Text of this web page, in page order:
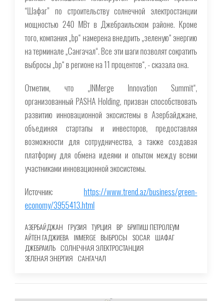
“Шафаг” по строительству солнечной электростанции
мощностью 240 МВт в Джебраильском районе. Кроме
того, компания „bp“ намерена внедрить „зеленую“ энергию
на терминале „Сангачал“. Все эти шаги позволят сократить
выбросы „bp“ в регионе на 11 процентов“, - сказала она.
Отметим, что „INMerge Innovation Summit“,
организованный PASHA Holding, призван способствовать
развитию инновационной экосистемы в Азербайджане,
объединяя стартапы и инвесторов, предоставляя
возможности для сотрудничества, а также создавая
платформу для обмена идеями и опытом между всеми
участниками инновационной экосистемы.
Источник: https://www.trend.az/business/green-
economy/3955413.html
АЗЕРБАЙДЖАН ГРУЗИЯ ТУРЦИЯ BP БРИТИШ ПЕТРОЛЕУМ
АЙТЕН ГАДЖИЕВА INMERGE ВЫБРОСЫ SOCAR ШАФАГ
ДЖЕБРАИЛЬ СОЛНЕЧНАЯ ЭЛЕКТРОСТАНЦИЯ
ЗЕЛЕНАЯ ЭНЕРГИЯ САНГАЧАЛ